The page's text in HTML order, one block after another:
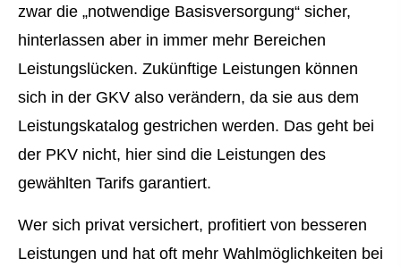
zwar die „notwendige Basisversorgung“ sicher,
hinterlassen aber in immer mehr Bereichen
Leistungslücken. Zukünftige Leistungen können
sich in der GKV also verändern, da sie aus dem
Leistungskatalog gestrichen werden. Das geht bei
der PKV nicht, hier sind die Leistungen des
gewählten Tarifs garantiert.
Wer sich privat versichert, profitiert von besseren
Leistungen und hat oft mehr Wahlmöglichkeiten bei